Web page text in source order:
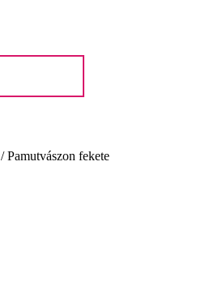
/Pamutvászon fekete